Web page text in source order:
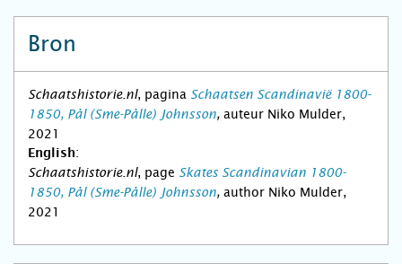
Bron
Schaatshistorie.nl, pagina Schaatsen Scandinavië 1800-
1850, Pål (Sme-Pålle) Johnsson, auteur Niko Mulder,
2021
English:
Schaatshistorie.nl, page Skates Scandinavian 1800-
1850, Pål (Sme-Pålle) Johnsson, author Niko Mulder,
2021